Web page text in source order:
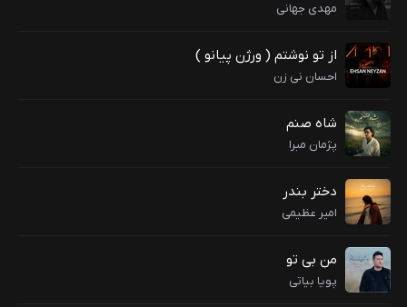
مهدی جهانی
از تو نوشتم ( ورژن پیانو )
احسان نی زن
شاه صنم
پژمان مبرا
دختر بندر
امیر عظیمی
من بی تو
پویا بیاتی